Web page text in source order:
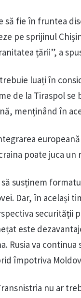
să fie în fruntea
pe sprijinul
țării”, a
luați în
de la Tiraspol se
menținând în
poate juca
susținem
Dar, în același
securității
este
Rusia va
împotriva
nu ar